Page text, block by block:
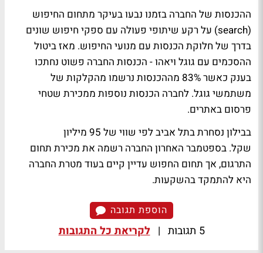
ההכנסות של החברה בזמנו נבעו בעיקר מתחום החיפוש
(search) על רקע שיתופי פעולה עם ספקי חיפוש שונים
בדרך של חלוקת הכנסות עם מנועי החיפוש. מאז ביטול
ההסכמים עם גוגל ויאהו - הכנסות החברה פשוט נחתכו
בענק כאשר 83% מההכנסות נרשמו מהקלקות של
משתמשי גוגל. לחברה הכנסות נוספות ממכירת שטחי
פרסום באתרים.
בבילון נסחרת בתל אביב לפי שווי של 95 מיליון
שקל. בספטמבר האחרון החברה רשמה את מכירת תחום
התרגום, אך תחום החפוש עדיין קיים בעוד מטרת החברה
היא להתמקד בהשקעות.
הוספת תגובה
5 תגובות | לקריאת כל התגובות